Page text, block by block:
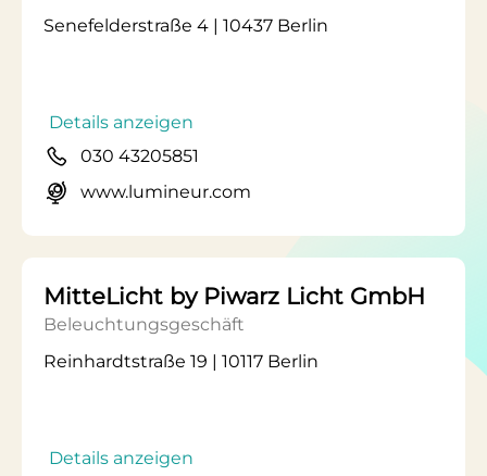
Senefelderstraße 4 | 10437 Berlin
Details anzeigen
030 43205851
www.lumineur.com
MitteLicht by Piwarz Licht GmbH
Beleuchtungsgeschäft
Reinhardtstraße 19 | 10117 Berlin
Details anzeigen